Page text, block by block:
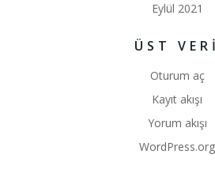
Eylül 2021
ÜST VERI
Oturum aç
Kayıt akışı
Yorum akışı
WordPress.org